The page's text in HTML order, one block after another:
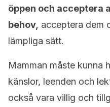
öppen och acceptera
behov, acceptera dem
lämpliga sätt.
Mamman måste kunna
känslor, leenden och
också vara villig och